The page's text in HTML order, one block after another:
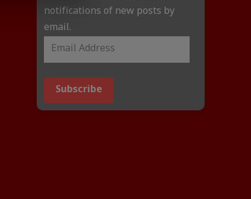
notifications of new posts by
email.
Subscribe